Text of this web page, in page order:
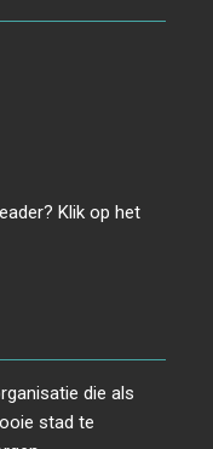
Klik op het
die als
stad te